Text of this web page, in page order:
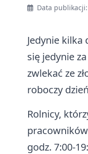
Data publikacji:
Jedynie kilka
się jedynie
zwlekać ze
roboczy
Rolnicy,
godz. 7:00-